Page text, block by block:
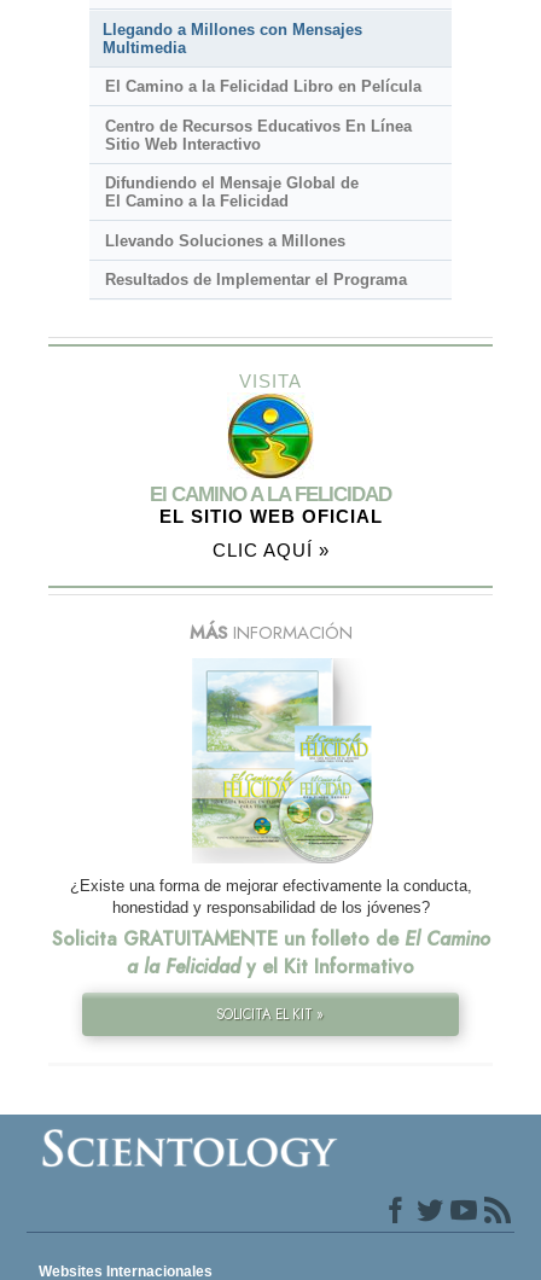
Llegando a Millones con Mensajes
Multimedia
El Camino a la Felicidad Libro en Película
Centro de Recursos Educativos En Línea
Sitio Web Interactivo
Difundiendo el Mensaje Global de
El Camino a la Felicidad
Llevando Soluciones a Millones
Resultados de Implementar el Programa
VISITA
El CAMINO A LA FELICIDAD
EL SITIO WEB OFICIAL
CLIC AQUÍ »
MÁSINFORMACIÓN
¿Existe una forma de mejorar efectivamente la conducta,
honestidad y responsabilidad de los jóvenes?
Solicita GRATUITAMENTE un folleto de El Camino
a la Felicidady el Kit Informativo
SOLICITA EL KIT »
Websites Internacionales